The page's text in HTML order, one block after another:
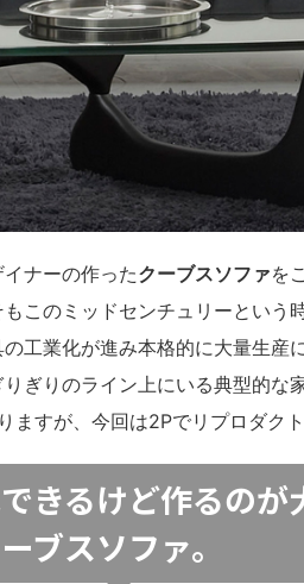
ナーの作ったクーブスソファを
このミッドセンチュリーという
工業化が進み本格的に大量生産
ぎりのライン上にいる典型的な
ますが、今回は2Pでリプロダク
きるけど作るのが
ーブスソファ。